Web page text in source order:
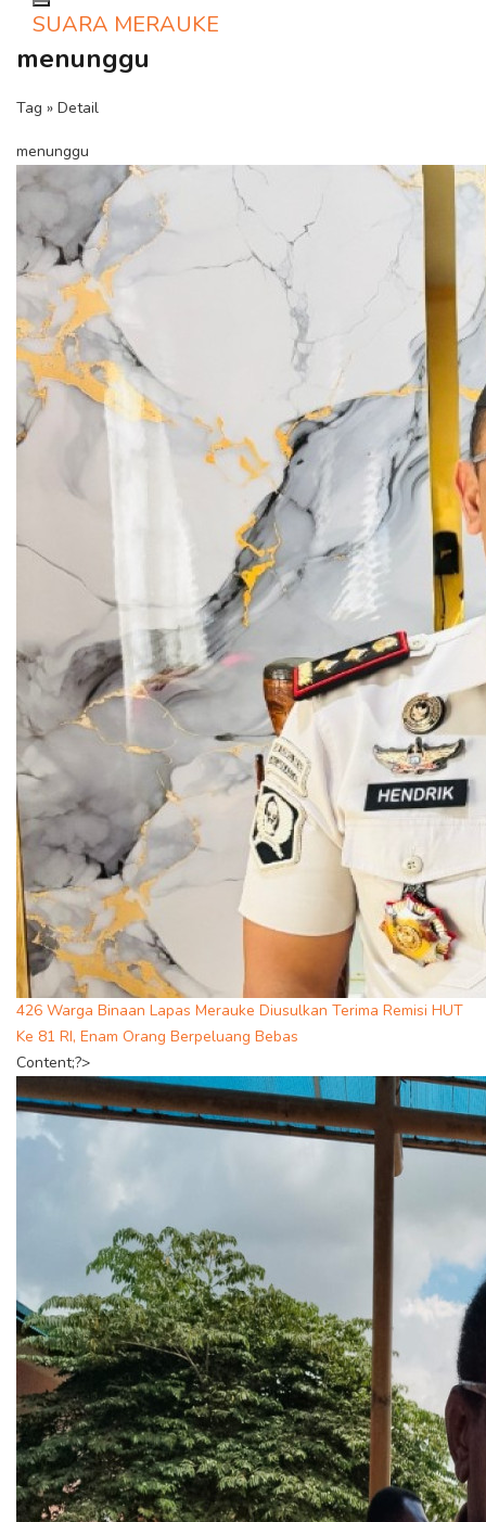
Toggle navigation
SUARA MERAUKE
menunggu
Tag » Detail
menunggu
426 Warga Binaan Lapas Merauke Diusulkan Terima Remisi HUT
Ke 81 RI, Enam Orang Berpeluang Bebas
Content;?>